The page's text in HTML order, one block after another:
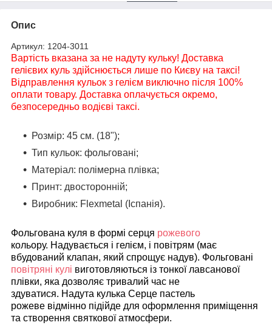
Опис
Артикул: 1204-3011
Вартість вказана за не надуту кульку! Доставка
гелієвих куль здійснюється лише по Києву на таксі!
Відправлення кульок з гелієм виключно після 100%
оплати товару. Доставка оплачується окремо,
безпосередньо водієві таксі.
Розмір: 45 см. (18");
Тип кульок: фольговані;
Матеріал: полімерна плівка;
Принт: двосторонній;
Виробник: Flexmetal (Іспанія).
Фольгована куля в формі серця рожевого
кольору. Надувається і гелієм, і повітрям (має
вбудований клапан, який спрощує надув). Фольговані
повітряні кулі виготовляються із тонкої лавсанової
плівки, яка дозволяє тривалий час не
здуватися. Надута кулька Серце пастель
рожеве відмінно підійде для оформлення приміщення
та створення святкової атмосфери.